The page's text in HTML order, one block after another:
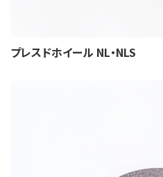
プレスドホイール NL・NLS